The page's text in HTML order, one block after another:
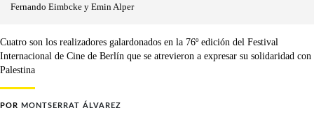
Fernando Eimbcke y Emin Alper
Cuatro son los realizadores galardonados en la 76º edición del Festival
Internacional de Cine de Berlín que se atrevieron a expresar su solidaridad con
Palestina
POR MONTSERRAT ÁLVAREZ